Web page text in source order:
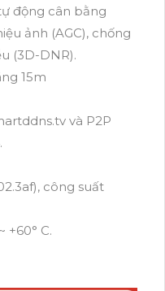
động cân bằng
ảnh (AGC), chống
(3D-DNR).
15m
và P2P
công suất
+60° C.